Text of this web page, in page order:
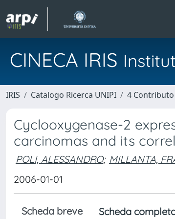
CINECA IRIS
IRIS Catalogo Ricerca UNIPI 4
Cyclooxygenase-2
carcinomas and its
POLI, ALESSANDRO; MILLANTA,
2006-01-01
Scheda breve Scheda